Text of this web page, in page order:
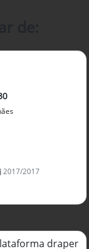
2017/2017